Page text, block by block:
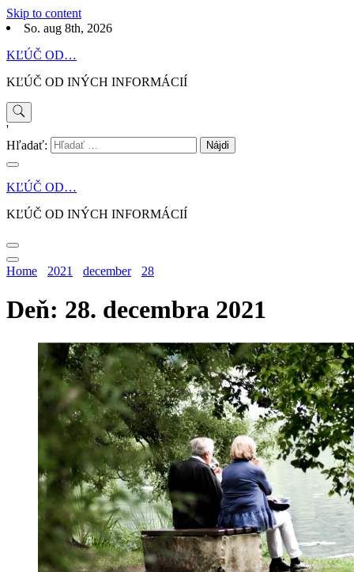
Skip to content
So. aug 8th, 2026
KĽÚČ OD…
KĽÚČ OD INÝCH INFORMÁCIÍ
'
Hľadať:
KĽÚČ OD…
KĽÚČ OD INÝCH INFORMÁCIÍ
Home 2021 december 28
Deň: 28. decembra 2021